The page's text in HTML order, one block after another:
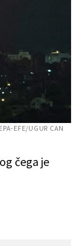
EPA-EFE/UGUR CAN
čega je